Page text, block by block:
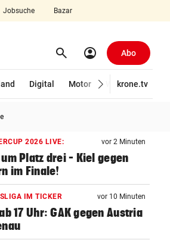
Jobsuche Bazar
search Suchen
account_circle Abo
Digital Motor Wirtschaft
krone.tv
2026 LIVE: vor 2 Minuten
um Platz drei – Kiel gegen
im Finale!
IM TICKER vor 10 Minuten
17 Uhr: GAK gegen Austria